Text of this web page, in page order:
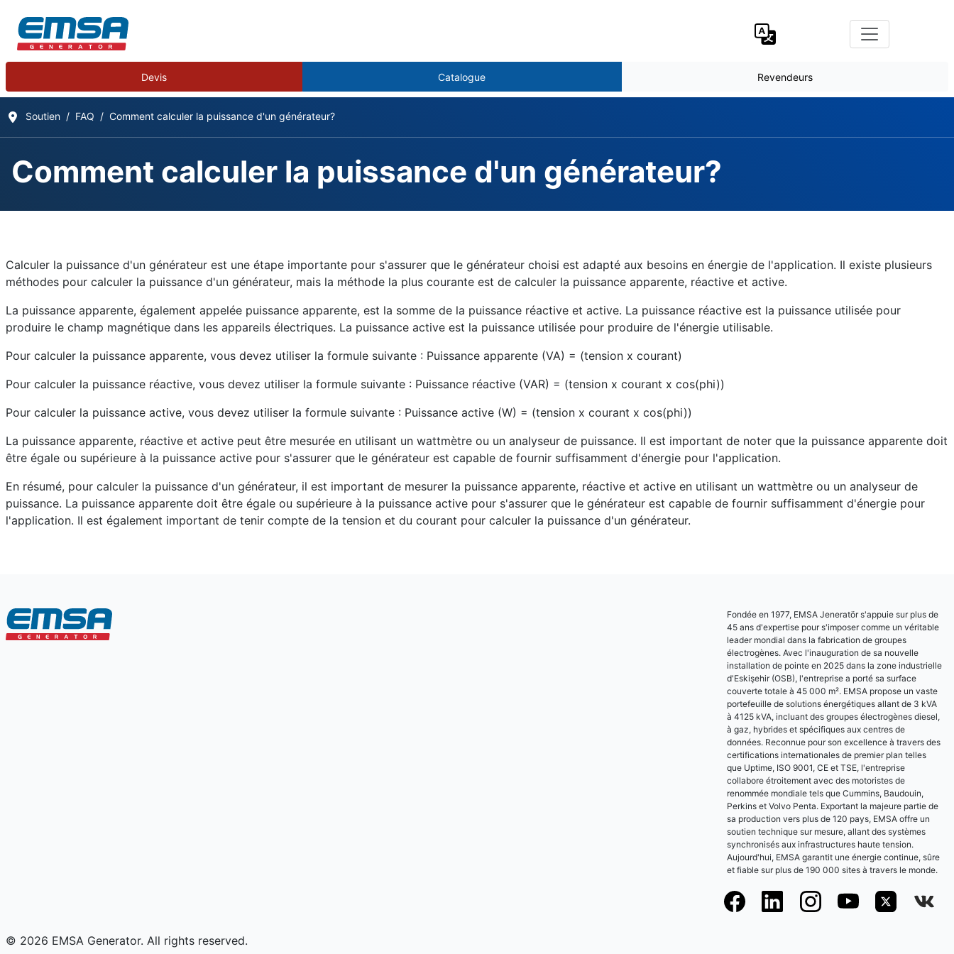
Devis Catalogue Revendeurs
Soutien FAQ Comment calculer la puissance d'un générateur?
Comment calculer la puissance d'un générateur?
Questions Fréquemment Posées
Détails
Écrit par :EMSA Generator
Catégorie :
Frequently Asked Questions
Publié le : 25 Avril 2023
Création : 25 Avril 2023
Calculer la puissance d'un générateur est une étape importante pour s'assurer que le générateur choisi est adapté aux besoins en énergie de l'application. Il existe plusieurs
méthodes pour calculer la puissance d'un générateur, mais la méthode la plus courante est de calculer la puissance apparente, réactive et active.
La puissance apparente, également appelée puissance apparente, est la somme de la puissance réactive et active. La puissance réactive est la puissance utilisée pour
produire le champ magnétique dans les appareils électriques. La puissance active est la puissance utilisée pour produire de l'énergie utilisable.
Pour calculer la puissance apparente, vous devez utiliser la formule suivante : Puissance apparente (VA) = (tension x courant)
Pour calculer la puissance réactive, vous devez utiliser la formule suivante : Puissance réactive (VAR) = (tension x courant x cos(phi))
Pour calculer la puissance active, vous devez utiliser la formule suivante : Puissance active (W) = (tension x courant x cos(phi))
La puissance apparente, réactive et active peut être mesurée en utilisant un wattmètre ou un analyseur de puissance. Il est important de noter que la puissance apparente doit
être égale ou supérieure à la puissance active pour s'assurer que le générateur est capable de fournir suffisamment d'énergie pour l'application.
En résumé, pour calculer la puissance d'un générateur, il est important de mesurer la puissance apparente, réactive et active en utilisant un wattmètre ou un analyseur de
puissance. La puissance apparente doit être égale ou supérieure à la puissance active pour s'assurer que le générateur est capable de fournir suffisamment d'énergie pour
l'application. Il est également important de tenir compte de la tension et du courant pour calculer la puissance d'un générateur.
Fondée en 1977, EMSA Jeneratör s'appuie sur plus de
45 ans d'expertise pour s'imposer comme un véritable
leader mondial dans la fabrication de groupes
électrogènes. Avec l'inauguration de sa nouvelle
installation de pointe en 2025 dans la zone industrielle
d'Eskişehir (OSB), l'entreprise a porté sa surface
couverte totale à 45 000 m². EMSA propose un vaste
portefeuille de solutions énergétiques allant de 3 kVA
à 4125 kVA, incluant des groupes électrogènes diesel,
à gaz, hybrides et spécifiques aux centres de
données. Reconnue pour son excellence à travers des
certifications internationales de premier plan telles
que Uptime, ISO 9001, CE et TSE, l'entreprise
collabore étroitement avec des motoristes de
renommée mondiale tels que Cummins, Baudouin,
Perkins et Volvo Penta. Exportant la majeure partie de
sa production vers plus de 120 pays, EMSA offre un
soutien technique sur mesure, allant des systèmes
synchronisés aux infrastructures haute tension.
Aujourd'hui, EMSA garantit une énergie continue, sûre
et fiable sur plus de 190 000 sites à travers le monde.
© 2026 EMSA Generator. All rights reserved.